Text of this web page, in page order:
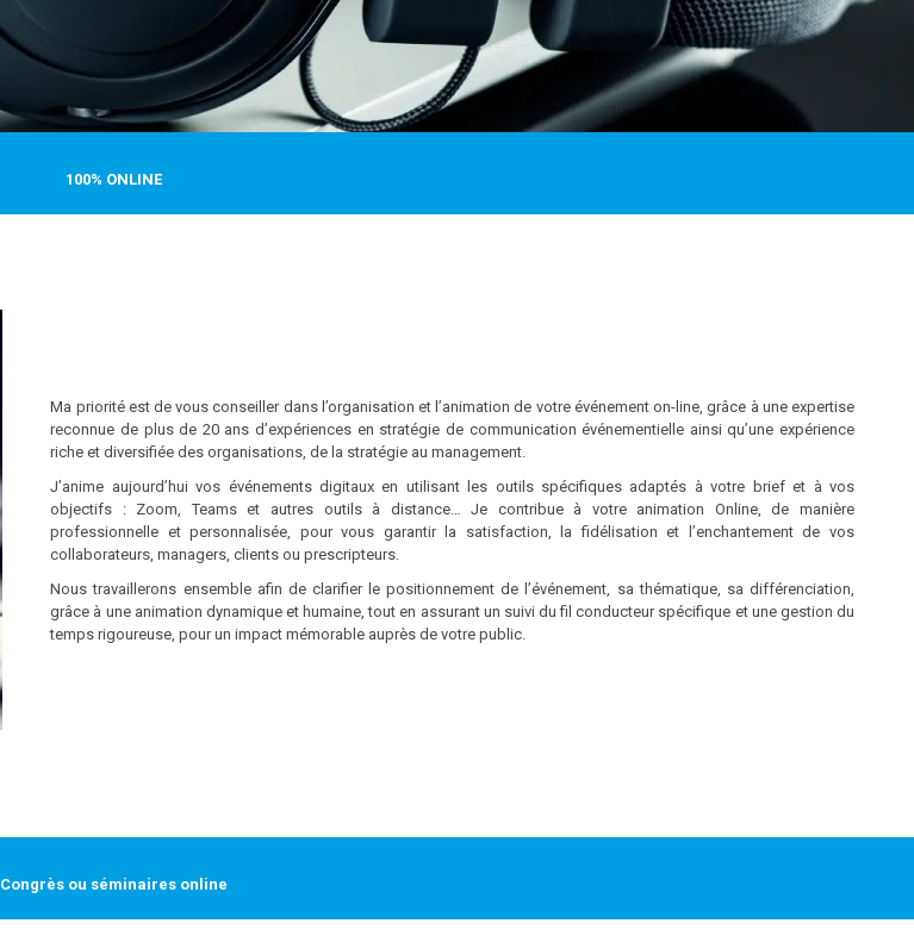
100% ONLINE
Ma priorité est de vous conseiller dans l’organisation et l’animation de votre événement on-line, grâce à une expertise
reconnue de plus de 20 ans d’expériences en stratégie de communication événementielle ainsi qu’une expérience
riche et diversifiée des organisations, de la stratégie au management.
J’anime aujourd’hui vos événements digitaux en utilisant les outils spécifiques adaptés à votre brief et à vos
objectifs : Zoom, Teams et autres outils à distance… Je contribue à votre animation Online, de manière
professionnelle et personnalisée, pour vous garantir la satisfaction, la fidélisation et l’enchantement de vos
collaborateurs, managers, clients ou prescripteurs.
Nous travaillerons ensemble afin de clarifier le positionnement de l’événement, sa thématique, sa différenciation,
grâce à une animation dynamique et humaine, tout en assurant un suivi du fil conducteur spécifique et une gestion du
temps rigoureuse, pour un impact mémorable auprès de votre public.
Congrès ou séminaires online